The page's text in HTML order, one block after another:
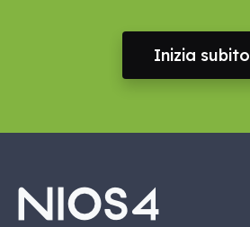
Inizia subito